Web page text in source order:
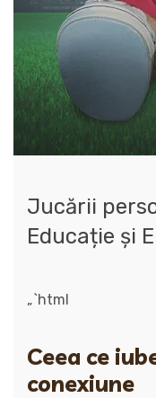
Jucării
Educație și
„`html
Ceea ce
conexiune